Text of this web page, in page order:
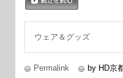
ウェア＆グッズ
Permalink by HD京